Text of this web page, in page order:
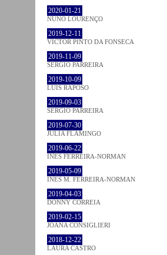
2020-01-21
NUNO LOURENÇO
2019-12-11
VICTOR PINTO DA FONSECA
2019-11-09
SÉRGIO PARREIRA
2019-10-09
LUÍS RAPOSO
2019-09-03
SÉRGIO PARREIRA
2019-07-30
JULIA FLAMINGO
2019-06-22
INÊS FERREIRA-NORMAN
2019-05-09
INÊS M. FERREIRA-NORMAN
2019-04-03
DONNY CORREIA
2019-02-15
JOANA CONSIGLIERI
2018-12-22
LAURA CASTRO